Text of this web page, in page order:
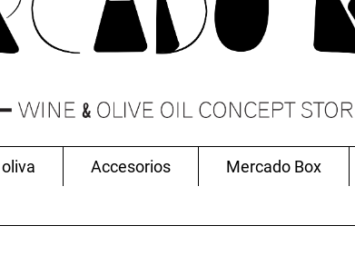
Accesorios Mercado Box